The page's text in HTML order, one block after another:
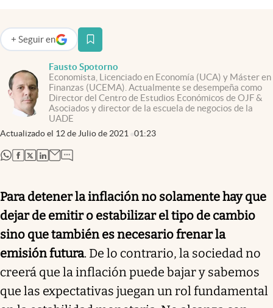
abre en nueva pestaña
Argentina
Fausto Spotorno
Economista, Licenciado en Economía (UCA) y Máster en
Finanzas (UCEMA). Actualmente se desempeña como
Director del Centro de Estudios Económicos de OJF &
Asociados y director de la escuela de negocios de la
UADE
Actualizado el 12 de Julio de 2021 01:23
+ Seguir en
abre en nueva pestaña
abre en nueva pestaña
abre en nueva pestaña
abre en nueva pestaña
abre en nueva pestaña
Para detener la inflación no solamente hay que
dejar de emitir o estabilizar el tipo de cambio
sino que también es necesario frenar la
emisión futura. De lo contrario, la sociedad no
creerá que la inflación puede bajar y sabemos
que las expectativas juegan un rol fundamental